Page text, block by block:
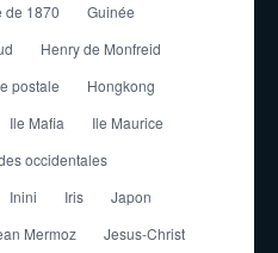
de 1870
Guinée
Henry de Monfreid
postale
Hongkong
Ile Mafia
Ile Maurice
occidentales
Inini Iris
Japon
Mermoz
Jesus-Christ